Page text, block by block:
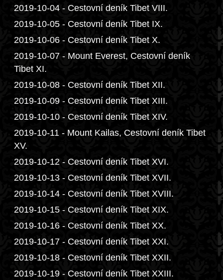
2019-10-04 - Cestovní deník Tibet VIII.
2019-10-05 - Cestovní deník Tibet IX.
2019-10-06 - Cestovní deník Tibet X.
2019-10-07 - Mount Everest, Cestovní deník
Tibet XI.
2019-10-08 - Cestovní deník Tibet XII.
2019-10-09 - Cestovní deník Tibet XIII.
2019-10-10 - Cestovní deník Tibet XIV.
2019-10-11 - Mount Kailas, Cestovní deník Tibet
XV.
2019-10-12 - Cestovní deník Tibet XVI.
2019-10-13 - Cestovní deník Tibet XVII.
2019-10-14 - Cestovní deník Tibet XVIII.
2019-10-15 - Cestovní deník Tibet XIX.
2019-10-16 - Cestovní deník Tibet XX.
2019-10-17 - Cestovní deník Tibet XXI.
2019-10-18 - Cestovní deník Tibet XXII.
2019-10-19 - Cestovní deník Tibet XXIII.